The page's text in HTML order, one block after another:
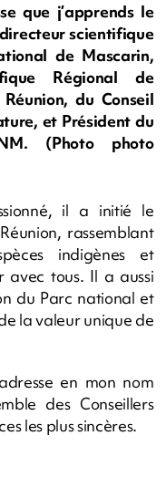
que j’apprends le
scientifique
de Mascarin,
Régional de
du Conseil
et Président du
(Photo photo
il a initié le
rassemblant
indigènes et
avec tous. Il a aussi
du Parc national et
la valeur unique de
en mon nom
des Conseillers
les plus sincères.